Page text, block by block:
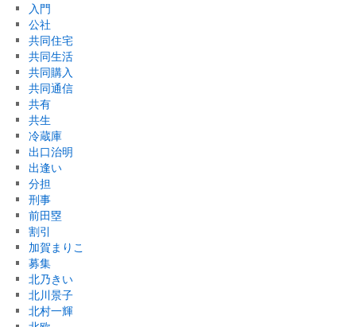
入門
公社
共同住宅
共同生活
共同購入
共同通信
共有
共生
冷蔵庫
出口治明
出逢い
分担
刑事
前田塁
割引
加賀まりこ
募集
北乃きい
北川景子
北村一輝